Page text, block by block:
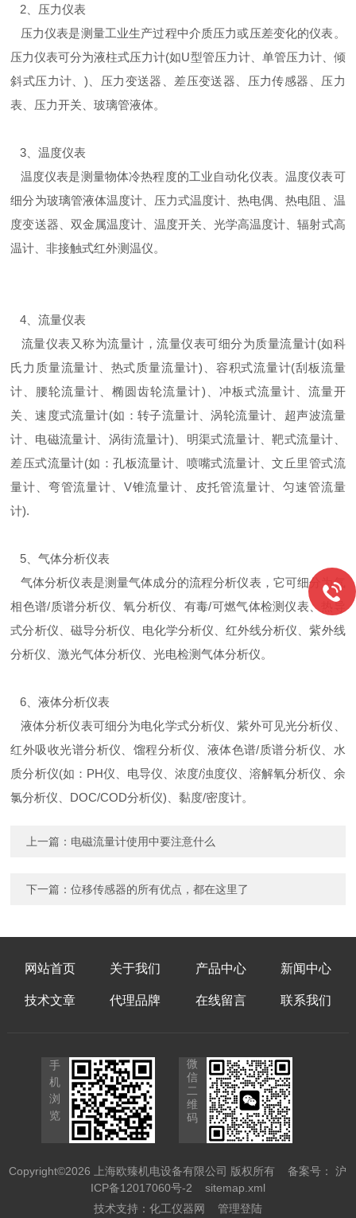
2、压力仪表
压力仪表是测量工业生产过程中介质压力或压差变化的仪表。
压力仪表可分为液柱式压力计(如U型管压力计、单管压力计、倾
斜式压力计、)、压力变送器、差压变送器、压力传感器、压力
表、压力开关、玻璃管液体。
3、温度仪表
温度仪表是测量物体冷热程度的工业自动化仪表。温度仪表可
细分为玻璃管液体温度计、压力式温度计、热电偶、热电阻、温
度变送器、双金属温度计、温度开关、光学高温度计、辐射式高
温计、非接触式红外测温仪。
4、流量仪表
流量仪表又称为流量计，流量仪表可细分为质量流量计(如科
氏力质量流量计、热式质量流量计)、容积式流量计(刮板流量
计、腰轮流量计、椭圆齿轮流量计)、冲板式流量计、流量开
关、速度式流量计(如：转子流量计、涡轮流量计、超声波流量
计、电磁流量计、涡街流量计)、明渠式流量计、靶式流量计、
差压式流量计(如：孔板流量计、喷嘴式流量计、文丘里管式流
量计、弯管流量计、V锥流量计、皮托管流量计、匀速管流量
计).
5、气体分析仪表
气体分析仪表是测量气体成分的流程分析仪表，它可细分为气
相色谱/质谱分析仪、氧分析仪、有毒/可燃气体检测仪表、热导
式分析仪、磁导分析仪、电化学分析仪、红外线分析仪、紫外线
分析仪、激光气体分析仪、光电检测气体分析仪。
6、液体分析仪表
液体分析仪表可细分为电化学式分析仪、紫外可见光分析仪、
红外吸收光谱分析仪、馏程分析仪、液体色谱/质谱分析仪、水
质分析仪(如：PH仪、电导仪、浓度/浊度仪、溶解氧分析仪、余
氯分析仪、DOC/COD分析仪)、黏度/密度计。
上一篇： 电磁流量计使用中要注意什么
下一篇：位移传感器的所有优点，都在这里了
网站首页 关于我们 产品中心 新闻中心
技术文章 代理品牌 在线留言 联系我们
手
机
浏
览
微
信
二
维
码
Copyright©2026 上海欧臻机电设备有限公司 版权所有备案号： 沪
ICP备12017060号-2
sitemap.xml
技术支持： 化工仪器网 管理登陆